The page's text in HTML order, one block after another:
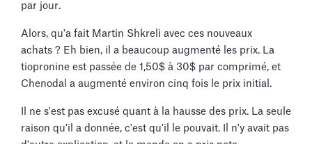
par jour.
Alors, qu'a fait Martin Shkreli avec ces nouveaux
achats ? Eh bien, il a beaucoup augmenté les prix. La
tiopronine est passée de 1,50$ à 30$ par comprimé, et
Chenodal a augmenté environ cinq fois le prix initial.
Il ne s'est pas excusé quant à la hausse des prix. La seule
raison qu'il a donnée, c'est qu'il le pouvait. Il n'y avait pas